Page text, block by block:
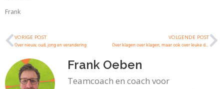
Frank
VORIGE POST
Over nieuw, oud, jong en verandering
VOLGENDE POST
Over klagen over klagen, maar ook over leuke dingen
Frank Oeben
Teamcoach en coach voor